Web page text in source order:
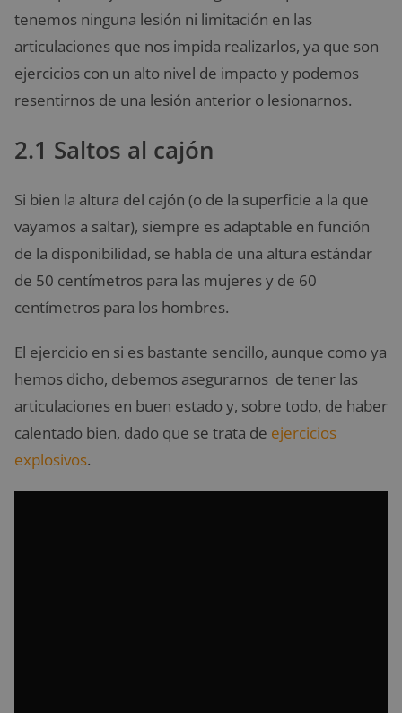
tenemos ninguna lesión ni limitación en las
articulaciones que nos impida realizarlos, ya que son
ejercicios con un alto nivel de impacto y podemos
resentirnos de una lesión anterior o lesionarnos.
2.1 Saltos al cajón
Si bien la altura del cajón (o de la superficie a la que
vayamos a saltar), siempre es adaptable en función
de la disponibilidad, se habla de una altura estándar
de 50 centímetros para las mujeres y de 60
centímetros para los hombres.
El ejercicio en si es bastante sencillo, aunque como ya
hemos dicho, debemos asegurarnos de tener las
articulaciones en buen estado y, sobre todo, de haber
calentado bien, dado que se trata de ejercicios
explosivos.